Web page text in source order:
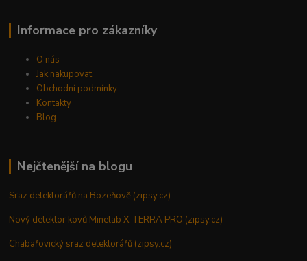
Informace pro zákazníky
O nás
Jak nakupovat
Obchodní podmínky
Kontakty
Blog
Nejčtenější na blogu
Sraz detektorářů na Bozeňově (zipsy.cz)
Nový detektor kovů Minelab X TERRA PRO (zipsy.cz)
Chabařovický sraz detektorářů (zipsy.cz)